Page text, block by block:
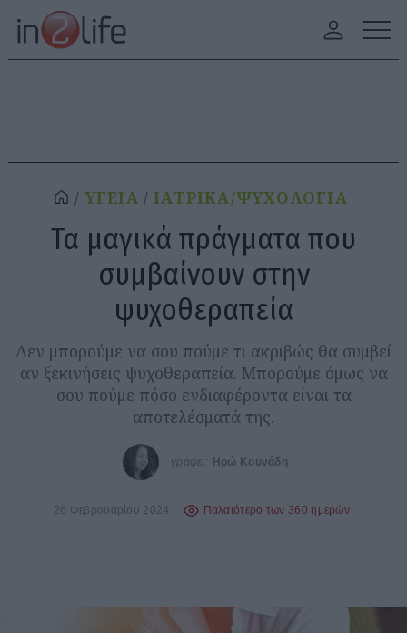
ΥΓΕΙΑ ΙΑΤΡΙΚΑ/ΨΥΧΟΛΟΓΙΑ
Τα μαγικά πράγματα που
συμβαίνουν στην
ψυχοθεραπεία
Δεν μπορούμε να σου πούμε τι ακριβώς θα συμβεί
αν ξεκινήσεις ψυχοθεραπεία. Μπορούμε όμως να
σου πούμε πόσο ενδιαφέροντα είναι τα
αποτελέσματά της.
γράφει: Ηρώ Κουνάδη
26 Φεβρουαρίου 2024 Παλαιότερο των 360 ημερών